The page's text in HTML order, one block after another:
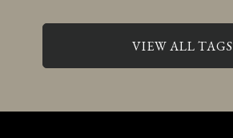
VIEW ALL TAGS